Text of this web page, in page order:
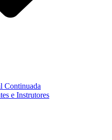
Continuada
e Instrutores